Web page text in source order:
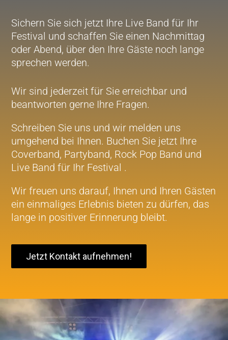
Sichern Sie sich jetzt Ihre Live Band für Ihr
Festival und schaffen Sie einen Nachmittag
oder Abend, über den Ihre Gäste noch lange
sprechen werden.
Wir sind jederzeit für Sie erreichbar und
beantworten gerne Ihre Fragen.
Schreiben Sie uns und wir melden uns
umgehend bei Ihnen. Buchen Sie jetzt Ihre
Coverband, Partyband, Rock Pop Band und
Live Band für Ihr Festival .
Wir freuen uns darauf, Ihnen und Ihren Gästen
ein einmaliges Erlebnis bieten zu dürfen, das
lange in positiver Erinnerung bleibt.
Jetzt Kontakt aufnehmen!